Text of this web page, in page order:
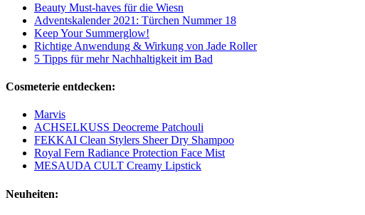
Beauty Must-haves für die Wiesn
Adventskalender 2021: Türchen Nummer 18
Keep Your Summerglow!
Richtige Anwendung & Wirkung von Jade Roller
5 Tipps für mehr Nachhaltigkeit im Bad
Cosmeterie entdecken:
Marvis
ACHSELKUSS Deocreme Patchouli
FEKKAI Clean Stylers Sheer Dry Shampoo
Royal Fern Radiance Protection Face Mist
MESAUDA CULT Creamy Lipstick
Neuheiten: